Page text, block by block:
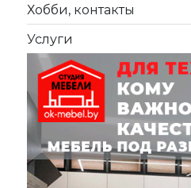
Хобби, контакты
Услуги